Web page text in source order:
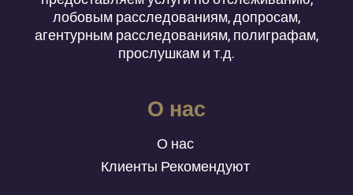
лобовым расследованиям, допросам,
агентурным расследованиям, полиграфам,
прослушкам и т.д.
О нас
О нас
Клиенты Рекомендуют